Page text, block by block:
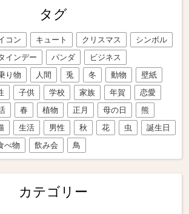
タグ
コン キュート クリスマス
シンボル
インデー パンダ
ビジネス
り物 人間 兎 冬 動物
壁紙
子供 学校 家族 年賀
恋愛
春 植物 正月 母の日
熊
生活 男性 秋 花 虫
誕生日
べ物 飲み会 鳥
カテゴリー